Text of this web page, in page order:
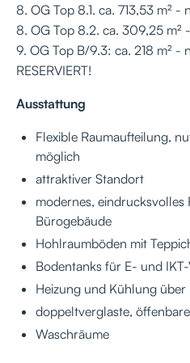
8. OG Top 8.1. ca. 713,53 m² -
8. OG Top 8.2. ca. 309,25 m²
9. OG Top B/9.3: ca. 218 m²
RESERVIERT!
Ausstattung
Flexible Raumaufteilung,
möglich
attraktiver Standort
modernes, eindrucksvolles
Bürogebäude
Hohlraumböden mit
Bodentanks für E- und
Heizung und Kühlung über
doppeltverglaste,
Waschräume